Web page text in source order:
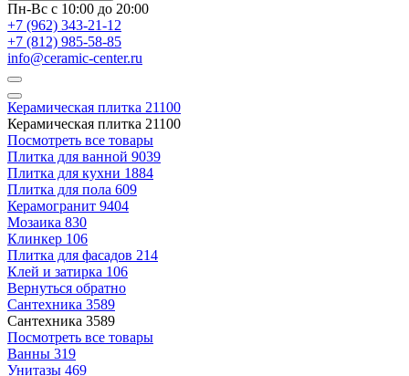
Пн-Вс с 10:00 до 20:00
+7 (962) 343-21-12
+7 (812) 985-58-85
info@ceramic-center.ru
Керамическая плитка 21100
Керамическая плитка 21100
Посмотреть все товары
Плитка для ванной 9039
Плитка для кухни 1884
Плитка для пола 609
Керамогранит 9404
Мозаика 830
Клинкер 106
Плитка для фасадов 214
Клей и затирка 106
Вернуться обратно
Сантехника 3589
Сантехника 3589
Посмотреть все товары
Ванны 319
Унитазы 469